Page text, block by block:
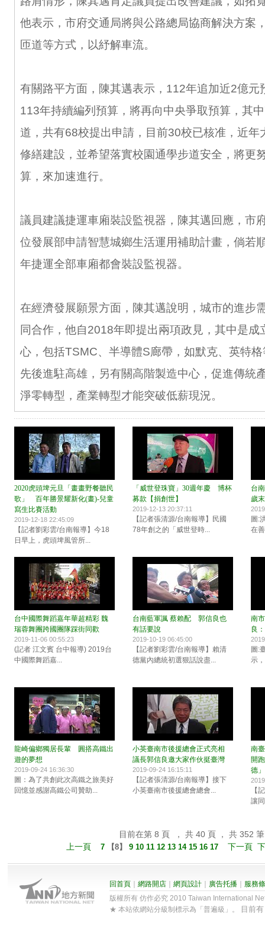
他表示，市府交通局將與公路總局協商解決方案
匝道等方式，以紓解車流。
有關路平方面，陳其邁表示，112年追加近2億元
113年持續編列預算，將再向中央爭取預算，其
道，共有68校提出申請，目前30校已核准，近年
修繕建設，並希望落實校園通學步道安全，將更
算，來加速進行。
議員建議捷運車廂裝設監視器，陳其邁回應，市
位發展部申請智慧城鄉生活運用補助計畫，倘若
年捷運全部車廂都會裝設監視器。
在經濟發展願景方面，陳其邁說明，城市的進步
同合作，他自2018年即提出兩項政見，其中是成
心，包括TSMC、半導體S廊帶，如默克、英特
先後進駐高雄，另有關高階製造中心，促進傳統
淨零轉型，產業轉型才能突破低薪現況。
2020虎頭埤元旦「畫畫野餐聽民
歌」 百年勝景耀新化(畫)-兒童
寫生比賽活動
2019-12-18 22:45:09
【記者劉彩雲/台南報導】今18
日早上，虎頭埤風管所...
「威世登珠寶」30週年慶 博杯
募款【捐創世】
2019-12-13 20:37:11
【記者張清源/台南報導】民國
78年創之的「威世登時...
台
歲
圖:
在
台中國際舞蹈嘉年華超精彩 魏
瑞蓉舞團跨國團隊踩街同歡
2019-11-06 00:55:23
(記者 江文賓 台中報導) 2019台
中國際舞蹈嘉...
台南藍軍諷 蔡賴配 郭信良也
有話要說
2019-10-19 06:45:00
【記者劉彩雲/台南報導】賴清
德黨內總統初選狠話說盡...
南
良
圖:
示
龍崎偏鄉獨居長輩 圓搭高鐵出
遊的夢想
2019-09-24 16:36:30
圖：為了共創此次高鐵之旅美好
回憶並感謝高鐵公司贊助...
小英臺南市後援總會正式亮相
議長郭信良邀大家作伙挺臺灣
2019-09-24 16:15:11
【記者張清源/台南報導】接下
小英臺南市後援總會總會...
南
開
德
【
讓
目前在第 8 頁 ， 共 40 頁 ， 共 352 筆
上一頁
7 【8】 9 10 11 12 13 14 15 16 17 下一頁
回首頁 網路開店 網頁設計 廣告托播
服務
版權所有 仿作必究 2010 Taiwan International
★ 本站依網站分級制標示為「普遍級」。
目前